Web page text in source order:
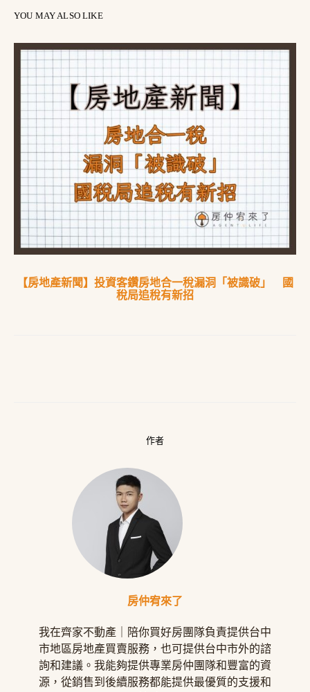
YOU MAY ALSO LIKE
【房地產新聞】投資客鑽房地合一稅漏洞「被識破」 國
稅局追稅有新招
作者
房仲宥來了
我在齊家不動產｜陪你買好房團隊負責提供台中
市地區房地產買賣服務，也可提供台中市外的諮
詢和建議。我能夠提供專業房仲團隊和豐富的資
源，從銷售到後續服務都能提供最優質的支援和